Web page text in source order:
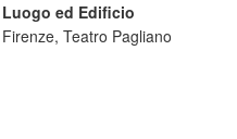
Luogo ed Edificio
Firenze, Teatro Pagliano